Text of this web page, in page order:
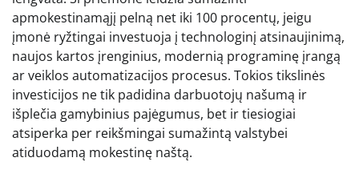
apmokestinamąjį pelną net iki 100 procentų, jeigu
įmonė ryžtingai investuoja į technologinį atsinaujinimą,
naujos kartos įrenginius, modernią programinę įrangą
ar veiklos automatizacijos procesus. Tokios tikslinės
investicijos ne tik padidina darbuotojų našumą ir
išplečia gamybinius pajėgumus, bet ir tiesiogiai
atsiperka per reikšmingai sumažintą valstybei
atiduodamą mokestinę naštą.